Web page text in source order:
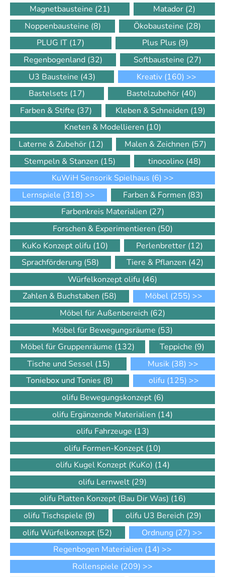
Magnetbausteine (21) Matador (2)
Noppenbausteine (8) Ökobausteine (28)
PLUG IT (17) Plus Plus (9)
Regenbogenland (32) Softbausteine (27)
U3 Bausteine (43) Kreativ (160) >>
Bastelsets (17) Bastelzubehör (40)
Farben & Stifte (37) Kleben & Schneiden (19)
Kneten & Modellieren (10)
Laterne & Zubehör (12) Malen & Zeichnen (57)
Stempeln & Stanzen (15) tinocolino (48)
KuWiH Sensorik Spielhaus (6) >>
Lernspiele (318) >> Farben & Formen (83)
Farbenkreis Materialien (27)
Forschen & Experimentieren (50)
KuKo Konzept olifu (10) Perlenbretter (12)
Sprachförderung (58) Tiere & Pflanzen (42)
Würfelkonzept olifu (46)
Zahlen & Buchstaben (58) Möbel (255) >>
Möbel für Außenbereich (62)
Möbel für Bewegungsräume (53)
Möbel für Gruppenräume (132) Teppiche (9)
Tische und Sessel (15) Musik (38) >>
Toniebox und Tonies (8) olifu (125) >>
olifu Bewegungskonzept (6)
olifu Ergänzende Materialien (14)
olifu Fahrzeuge (13)
olifu Formen-Konzept (10)
olifu Kugel Konzept (KuKo) (14)
olifu Lernwelt (29)
olifu Platten Konzept (Bau Dir Was) (16)
olifu Tischspiele (9) olifu U3 Bereich (29)
olifu Würfelkonzept (52) Ordnung (27) >>
Regenbogen Materialien (14) >>
Rollenspiele (209) >>